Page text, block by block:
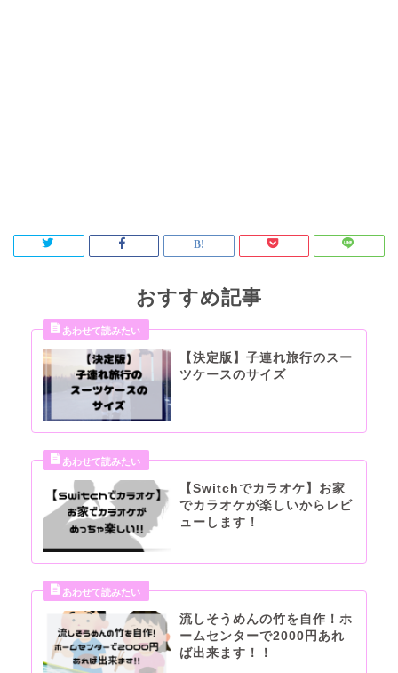
おすすめ記事
【決定版】子連れ旅行のスー
ツケースのサイズ
【Switchでカラオケ】お家
でカラオケが楽しいからレビ
ューします！
流しそうめんの竹を自作！ホ
ームセンターで2000円あれ
ば出来ます！！